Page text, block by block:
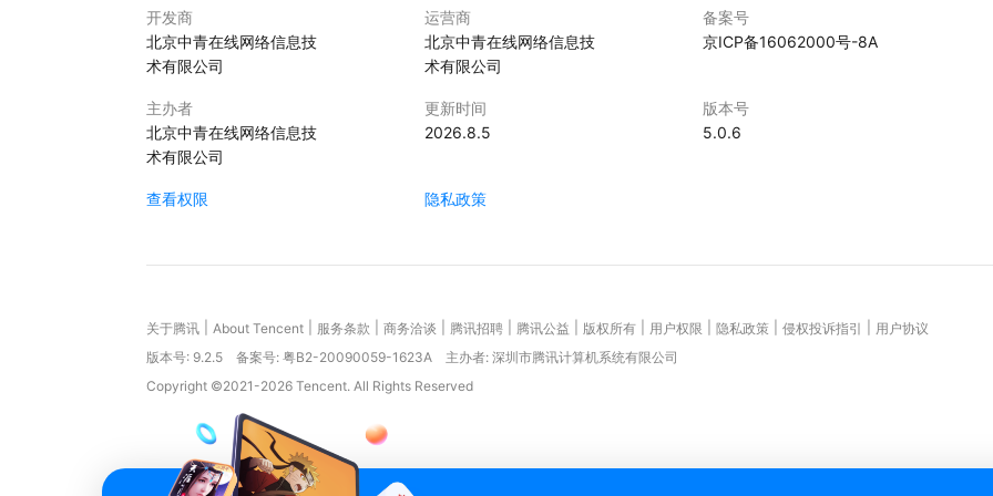
开发商
北京中青在线网络信息技
术有限公司
运营商
北京中青在线网络信息技
术有限公司
备案号
京ICP备16062000号-8A
主办者
北京中青在线网络信息技
术有限公司
更新时间
2026.8.5
版本号
5.0.6
查看权限 隐私政策
关于腾讯 About Tencent 服务条款 商务洽谈 腾讯招聘 腾讯公益 版权所有 用户权限 隐私政策 侵权投诉指引
用户协议
版本号: 9.2.5 备案号: 粤B2-20090059-1623A
主办者: 深圳市腾讯计算机系统有限公司
Copyright ©2021-2026 Tencent. All Rights Reserved